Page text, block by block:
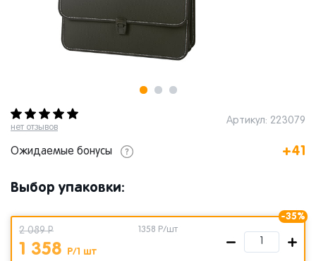
нет отзывов
Артикул: 223079
Ожидаемые бонусы +41
Выбор упаковки:
-35%
2 089 Р
1 358 Р/1 шт
1358 Р/шт